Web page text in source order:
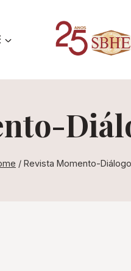
/ Revista Momento-